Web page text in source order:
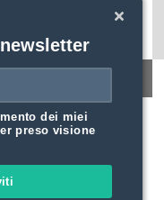
dei miei
preso visione
alla privacy